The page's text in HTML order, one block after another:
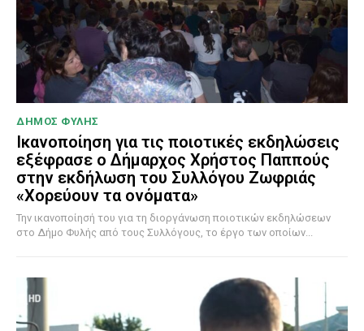
ΔΗΜΟΣ ΦΥΛΗΣ
Ικανοποίηση για τις ποιοτικές εκδηλώσεις
εξέφρασε ο Δήμαρχος Χρήστος Παππούς
στην εκδήλωση του Συλλόγου Ζωφριάς
«Χορεύουν τα ονόματα»
Την ικανοποίησή του για τη διοργάνωση ποιοτικών εκδηλώσεων
στο Δήμο Φυλής από τους Συλλόγους, το έργο των οποίων...